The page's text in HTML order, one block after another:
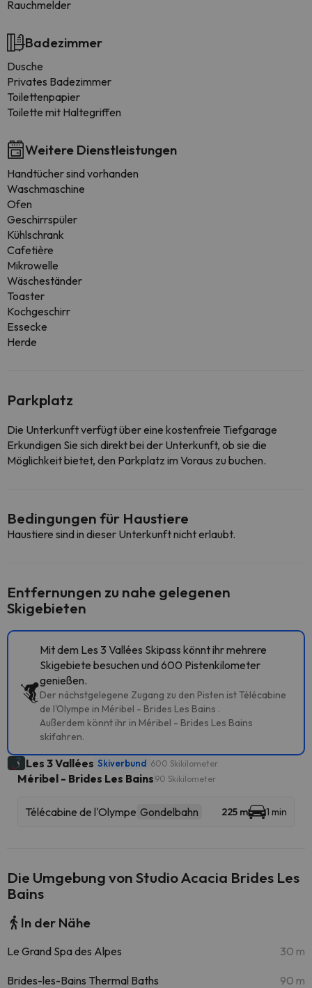
Rauchmelder
Badezimmer
Dusche
Privates Badezimmer
Toilettenpapier
Toilette mit Haltegriffen
Weitere Dienstleistungen
Handtücher sind vorhanden
Waschmaschine
Ofen
Geschirrspüler
Kühlschrank
Cafetière
Mikrowelle
Wäscheständer
Toaster
Kochgeschirr
Essecke
Herde
Parkplatz
Die Unterkunft verfügt über eine kostenfreie Tiefgarage
Erkundigen Sie sich direkt bei der Unterkunft, ob sie die
Möglichkeit bietet, den Parkplatz im Voraus zu buchen.
Bedingungen für Haustiere
Haustiere sind in dieser Unterkunft nicht erlaubt.
Entfernungen zu nahe gelegenen
Skigebieten
Mit dem Les 3 Vallées Skipass könnt ihr mehrere
Skigebiete besuchen und 600 Pistenkilometer
genießen.
Der nächstgelegene Zugang zu den Pisten ist Télécabine
de l'Olympe in Méribel - Brides Les Bains .
Außerdem könnt ihr in Méribel - Brides Les Bains
skifahren.
Les 3 Vallées Skiverbund 600 Skikilometer
Méribel - Brides Les Bains 90 Skikilometer
Télécabine de l'Olympe Gondelbahn 225 m 1 min
Die Umgebung von Studio Acacia Brides Les
Bains
In der Nähe
Le Grand Spa des Alpes 30 m
Brides-les-Bains Thermal Baths 90 m